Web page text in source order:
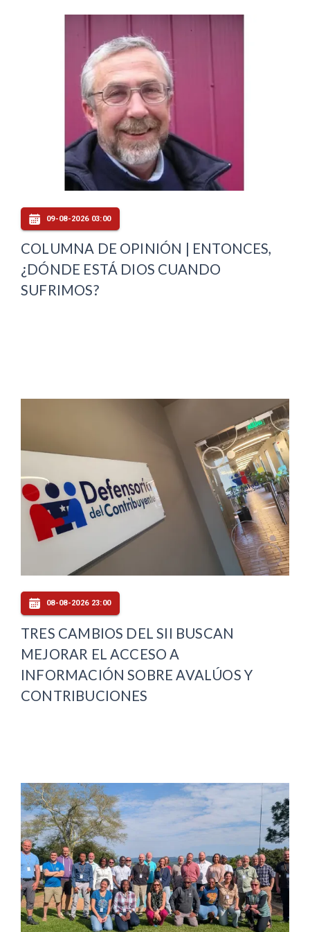
09-08-2026 03:00
COLUMNA DE OPINIÓN | ENTONCES,
¿DÓNDE ESTÁ DIOS CUANDO
SUFRIMOS?
08-08-2026 23:00
TRES CAMBIOS DEL SII BUSCAN
MEJORAR EL ACCESO A
INFORMACIÓN SOBRE AVALÚOS Y
CONTRIBUCIONES